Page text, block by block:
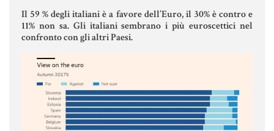
PATTO DI FAMIGLIA
TRUST E AFFIDAMENTO FIDUCIARIO
TUTELA DEL PATRIMONIO
Aziende e società
Il 59 % degli italiani è a favore dell’Euro, il 30% è contro e
11% non sa. Gli italiani sembrano i più euroscettici nel
confronto con gli altri Paesi.